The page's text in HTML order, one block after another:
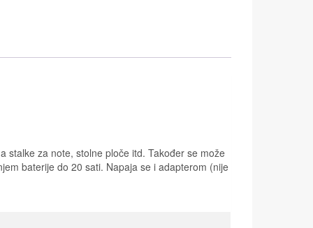
stalke za note, stolne ploče itd. Također se može
baterije do 20 sati. Napaja se i adapterom (nije